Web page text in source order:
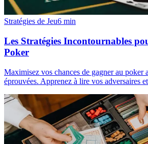
Stratégies de Jeu6 min
Les Stratégies Incontournables
Poker
Maximisez vos chances de gagner au poker
éprouvées. Apprenez à lire vos adversaires